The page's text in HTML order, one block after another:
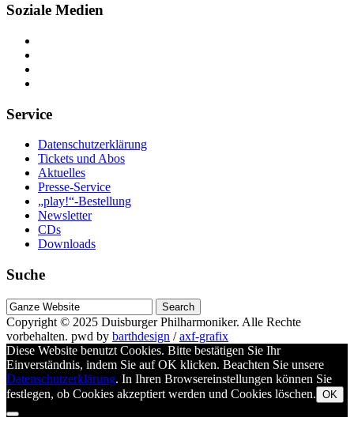
Soziale Medien
Service
Datenschutzerklärung
Tickets und Abos
Aktuelles
Presse-Service
„play!“-Bestellung
Newsletter
CDs
Downloads
Suche
Suche
nach
Copyright © 2025 Duisburger Philharmoniker. Alle Rechte
vorbehalten. pwd by barthdesign /axf-grafix
Diese Website benutzt Cookies. Bitte bestätigen Sie Ihr
Einverständnis, indem Sie auf OK klicken. Beachten Sie unsere
Datenschutzerklärung. In Ihren Browsereinstellungen können Sie
festlegen, ob Cookies akzeptiert werden und Cookies löschen. OK